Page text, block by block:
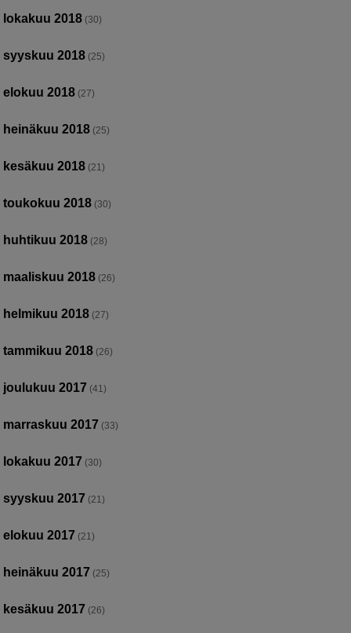
lokakuu 2018 (30)
syyskuu 2018 (25)
elokuu 2018 (27)
heinäkuu 2018 (25)
kesäkuu 2018 (21)
toukokuu 2018 (30)
huhtikuu 2018 (28)
maaliskuu 2018 (26)
helmikuu 2018 (27)
tammikuu 2018 (26)
joulukuu 2017 (41)
marraskuu 2017 (33)
lokakuu 2017 (30)
syyskuu 2017 (21)
elokuu 2017 (21)
heinäkuu 2017 (25)
kesäkuu 2017 (26)